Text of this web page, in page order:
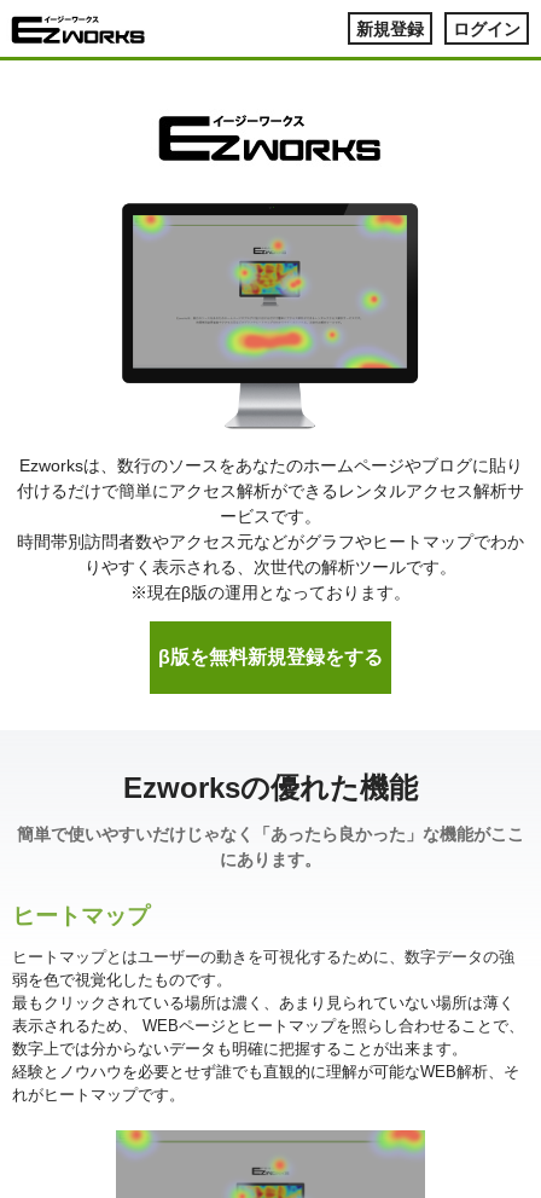
新規登録 ログイン
Ezworksは、数行のソースをあなたのホームページやブログに貼り
付けるだけで簡単にアクセス解析ができるレンタルアクセス解析サ
ービスです。
時間帯別訪問者数やアクセス元などがグラフやヒートマップでわか
りやすく表示される、次世代の解析ツールです。
※現在β版の運用となっております。
β版を無料新規登録をする
Ezworksの優れた機能
簡単で使いやすいだけじゃなく「あったら良かった」な機能がここ
にあります。
ヒートマップ
ヒートマップとはユーザーの動きを可視化するために、数字データの強
弱を色で視覚化したものです。
最もクリックされている場所は濃く、あまり見られていない場所は薄く
表示されるため、 WEBページとヒートマップを照らし合わせることで、
数字上では分からないデータも明確に把握することが出来ます。
経験とノウハウを必要とせず誰でも直観的に理解が可能なWEB解析、そ
れがヒートマップです。